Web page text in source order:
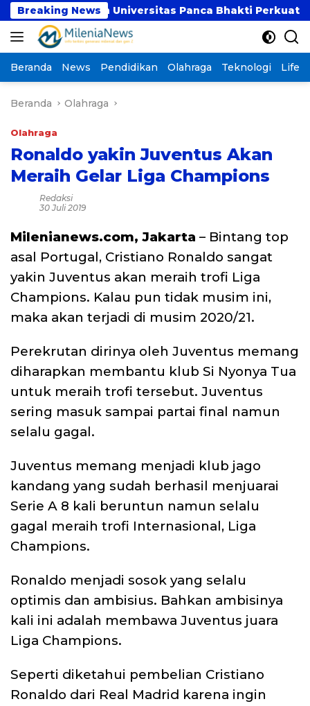
Langsung
ke
konten
Breaking News
UBSI dan Universitas Panca Bhakti Perkuat
Beranda News Pendidikan Olahraga Teknologi
Beranda Olahraga
Olahraga
Ronaldo yakin Juventus Akan
Meraih Gelar Liga Champions
Redaksi
30 Juli 2019
Milenianews.com, Jakarta – Bintang top
asal Portugal, Cristiano Ronaldo sangat
yakin Juventus akan meraih trofi Liga
Champions. Kalau pun tidak musim ini,
maka akan terjadi di musim 2020/21.
Perekrutan dirinya oleh Juventus memang
diharapkan membantu klub Si Nyonya Tua
untuk meraih trofi tersebut. Juventus
sering masuk sampai partai final namun
selalu gagal.
Juventus memang menjadi klub jago
kandang yang sudah berhasil menjuarai
Serie A 8 kali beruntun namun selalu
gagal meraih trofi Internasional, Liga
Champions.
Ronaldo menjadi sosok yang selalu
optimis dan ambisius. Bahkan ambisinya
kali ini adalah membawa Juventus juara
Liga Champions.
Seperti diketahui pembelian Cristiano
Ronaldo dari Real Madrid karena ingin